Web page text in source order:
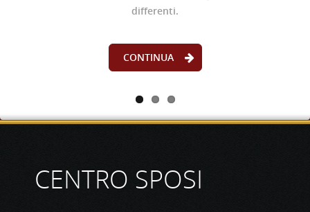
differenti.
CONTINUA
mattino aperto su richiesta. Possibilità orario
maggiori informazioni.
CENTRO SPOSI